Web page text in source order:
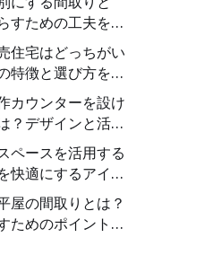
すための工夫を紹
住宅はどっちがい
特徴と選び方を紹
カウンターを設け
？デザインと活用
ペースを活用する
快適にするアイデ
屋の間取りとは？
ためのポイントを